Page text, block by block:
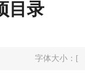
目录
字体大小： [